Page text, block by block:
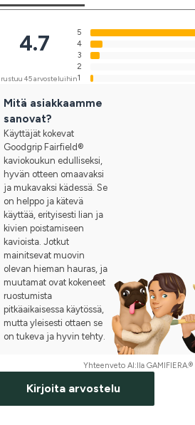
4.7
45 arvosteluihin
5
4
3
2
1
Mitä asiakkaamme
sanovat?
Käyttäjät kokevat
Goodgrip Fairfield®
kaviokoukun edulliseksi,
hyvän otteen omaavaksi
ja mukavaksi kädessä. Se
on helppo ja kätevä
käyttää, erityisesti lian ja
kivien poistamiseen
kavioista. Jotkut
mainitsevat muovin
olevan hieman hauras, ja
muutamat ovat kokeneet
ruostumista
pitkäaikaisessa käytössä,
mutta yleisesti ottaen se
on tukeva ja hyvin tehty.
Yhteenveto AI:lla GAMIFIERA.®
Kirjoita arvostelu